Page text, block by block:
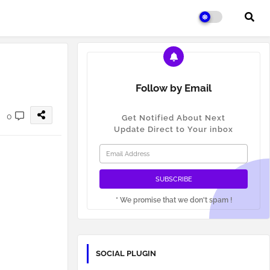
0
Follow by Email
Get Notified About Next
Update Direct to Your inbox
* We promise that we don't spam !
SOCIAL PLUGIN